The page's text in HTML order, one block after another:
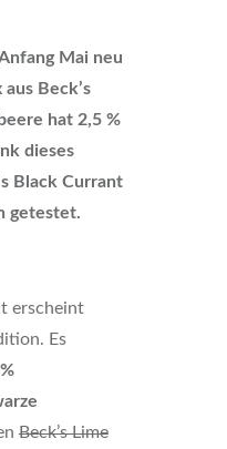
Mai neu
Beck’s
hat 2,5 %
dieses
Black Currant
getestet.
erscheint
Es
Beck’s Lime